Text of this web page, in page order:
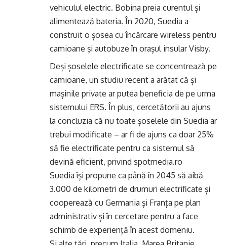
vehiculul electric. Bobina preia curentul și
alimentează bateria. În 2020, Suedia a
construit o șosea cu încărcare wireless pentru
camioane și autobuze în orașul insular Visby.
Deși șoselele electrificate se concentrează pe
camioane, un studiu recent a arătat că și
mașinile private ar putea beneficia de pe urma
sistemului ERS. În plus, cercetătorii au ajuns
la concluzia că nu toate șoselele din Suedia ar
trebui modificate – ar fi de ajuns ca doar 25%
să fie electrificate pentru ca sistemul să
devină eficient, privind spotmedia.ro
Suedia își propune ca până în 2045 să aibă
3.000 de kilometri de drumuri electrificate și
cooperează cu Germania și Franța pe plan
administrativ și în cercetare pentru a face
schimb de experiență în acest domeniu.